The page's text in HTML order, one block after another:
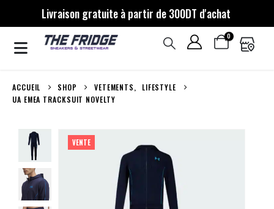
Livraison gratuite à partir de 300DT d'achat
0
ACCUEIL SHOP VETEMENTS,
LIFESTYLE
UA EMEA TRACKSUIT NOVELTY
VENTE